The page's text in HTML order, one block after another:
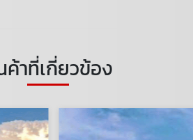
ค้าที่เกี่ยวข้อง